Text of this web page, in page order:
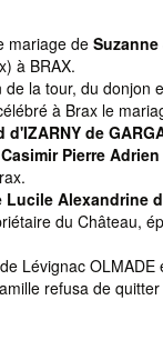
mariage de Suzanne
à BRAX.
la tour, du donjon
à Brax le
d'IZARNY de
Casimir Pierre Adrien
Lucile Alexandrine
du Château,
Lévignac
refusa de